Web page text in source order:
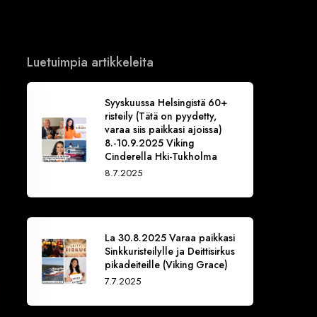
Luetuimpia artikkeleita
Syyskuussa Helsingistä 60+
risteily (Tätä on pyydetty,
varaa siis paikkasi ajoissa)
8.-10.9.2025 Viking
Cinderella Hki-Tukholma
8.7.2025
La 30.8.2025 Varaa paikkasi
Sinkkuristeilylle ja Deittisirkus
pikadeiteille (Viking Grace)
7.7.2025